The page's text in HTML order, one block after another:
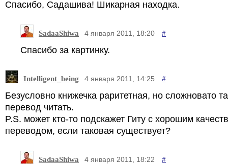
Спасибо, Садашива! Шикарная находка.
SadaaShiwa 4 января 2011, 18:20 #
Спасибо за картинку.
Intelligent_being 4 января 2011, 14:25 #
Безусловно книжечка раритетная, но сложновато
перевод читать.
P.S. может кто-то подскажет Гиту с хорошим
переводом, если таковая существует?
SadaaShiwa 4 января 2011, 18:22 #